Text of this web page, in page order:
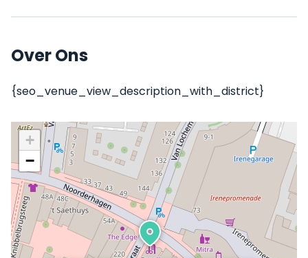
Over Ons
{seo_venue_view_description_with_district}
+
−